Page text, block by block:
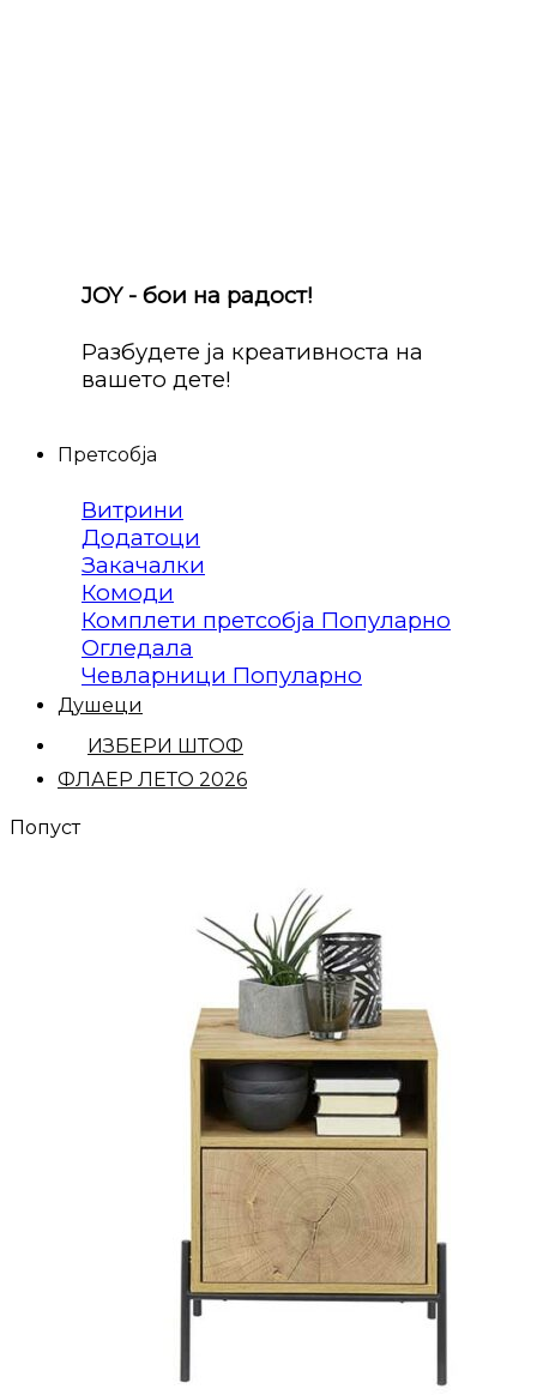
JOY - бои на радост!
Разбудете ја креативноста на
вашето дете!
Претсобја
Витрини
Додатоци
Закачалки
Комоди
Комплети претсобја
Огледала
Чевларници
Душеци
ИЗБЕРИ ШТОФ
ФЛАЕР ЛЕТО 2026
Попуст